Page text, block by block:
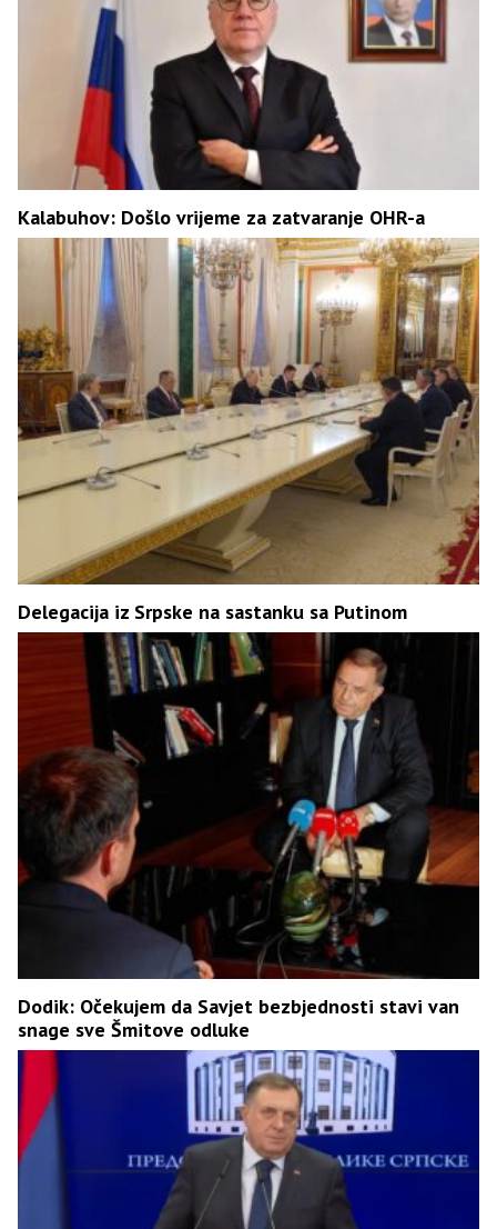
Kalabuhov: Došlo vrijeme za zatvaranje OHR-a
Delegacija iz Srpske na sastanku sa Putinom
Dodik: Očekujem da Savjet bezbjednosti stavi van
snage sve Šmitove odluke